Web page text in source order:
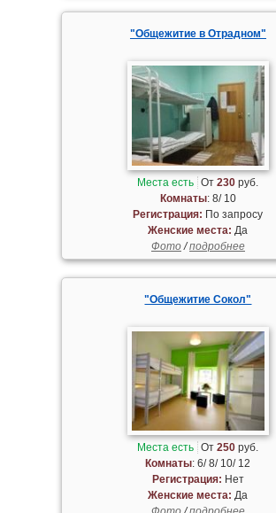
"Общежитие в Отрадном"
Места есть От230 руб.
Комнаты: 8/ 10
Регистрация: По запросу
Женские места: Да
Фото/подробнее
"Общежитие Сокол"
Места есть От250 руб.
Комнаты: 6/ 8/ 10/ 12
Регистрация: Нет
Женские места: Да